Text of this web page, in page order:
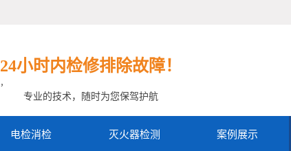
24小时内检修排除故障！
，
专业的技术，随时为您保驾护航
电检消检 灭火器检测 案例展示